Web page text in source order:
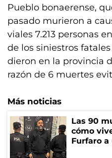
Pueblo bonaerense,
pasado murieron a
viales 7.213 personas
de los siniestros fatales
dieron en la provincia
razón de 6 muertes
Más noticias
Las 90
cómo
Furfaro a